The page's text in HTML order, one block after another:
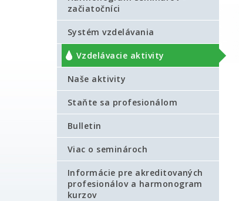
začiatočníci
Systém vzdelávania
Vzdelávacie aktivity
Naše aktivity
Staňte sa profesionálom
Bulletin
Viac o seminároch
Informácie pre akreditovaných
profesionálov a harmonogram
kurzov